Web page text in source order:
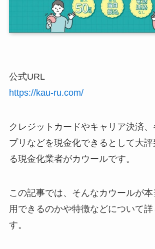
公式URL
https://kau-ru.com/
クレジットカードやキャリア決済
プリなどを現金化できるとして大
る現金化業者がカウールです。
この記事では、そんなカウールが本
用できるのかや特徴などについて詳
す。